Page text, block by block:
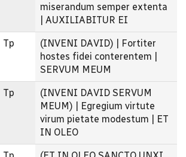
miserandum semper extenta
| AUXILIABITUR EI
Tp
(INVENI DAVID) | Fortiter
hostes fidei conterentem |
SERVUM MEUM
Tp
(INVENI DAVID SERVUM
MEUM) | Egregium virtute
virum pietate modestum | ET
IN OLEO